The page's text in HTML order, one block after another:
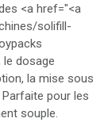
<a href="<a
solifill-
le dosage
la mise sous
pour les
souple.